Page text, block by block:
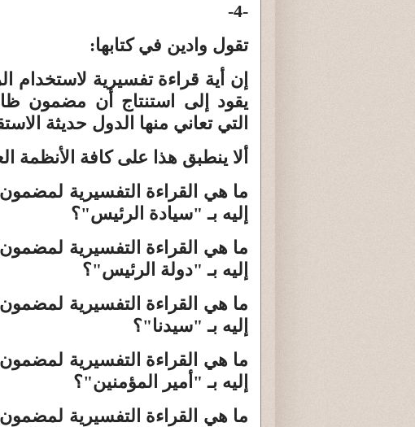
-4-
تقول وادين في كتابها:
إن أية قراءة تفسيرية لاستخدام
يقود إلى استنتاج أن مضمون
التي تعاني منها الدول حديثة
ألا ينطبق هذا على كافة الأنظمة
ما هي القراءة التفسيرية
إليه بـ "سيادة الرئيس"؟
ما هي القراءة التفسيرية
إليه بـ "دولة الرئيس"؟
ما هي القراءة التفسيرية
إليه بـ "سيدنا"؟
ما هي القراءة التفسيرية
إليه بـ "أمير المؤمنين"؟
ما هي القراءة التفسيرية